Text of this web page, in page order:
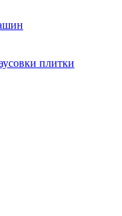
плитки